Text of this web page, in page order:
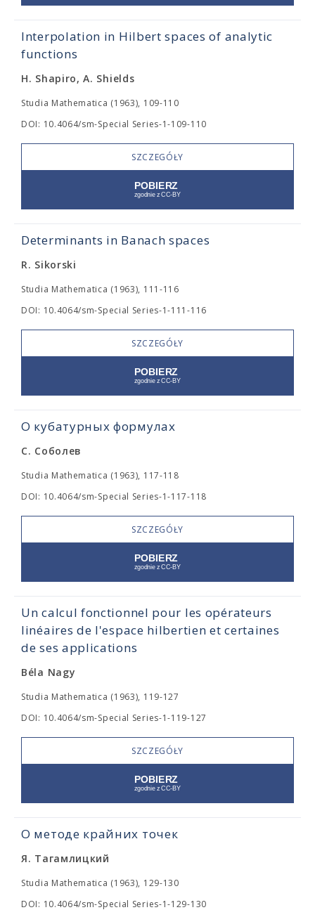
Interpolation in Hilbert spaces of analytic
functions
H. Shapiro, A. Shields
Studia Mathematica (1963), 109-110
DOI: 10.4064/sm-Special Series-1-109-110
SZCZEGÓŁY
Determinants in Banach spaces
R. Sikorski
Studia Mathematica (1963), 111-116
DOI: 10.4064/sm-Special Series-1-111-116
SZCZEGÓŁY
О кубатурных формулах
С. Соболев
Studia Mathematica (1963), 117-118
DOI: 10.4064/sm-Special Series-1-117-118
SZCZEGÓŁY
Un calcul fonctionnel pour les opérateurs
linéaires de l'espace hilbertien et certaines
de ses applications
Béla Nagy
Studia Mathematica (1963), 119-127
DOI: 10.4064/sm-Special Series-1-119-127
SZCZEGÓŁY
О методе крайних точек
Я. Тагамлицкий
Studia Mathematica (1963), 129-130
DOI: 10.4064/sm-Special Series-1-129-130